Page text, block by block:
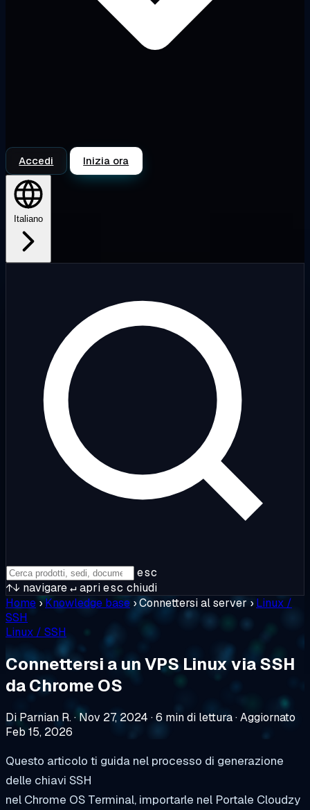
Accedi Inizia ora
Italiano
esc
↑↓ navigare↵apriesc chiudi
Home ›Knowledge base ›Connettersi al server › Linux /
SSH
Linux / SSH
Connettersi a un VPS Linux via SSH
da Chrome OS
Di Parnian R.·Nov 27, 2024 ·6 min di lettura·Aggiornato
Feb 15, 2026
Questo articolo ti guida nel processo di generazione
delle chiavi SSH
nel Chrome OS Terminal, importarle nel Portale Cloudzy